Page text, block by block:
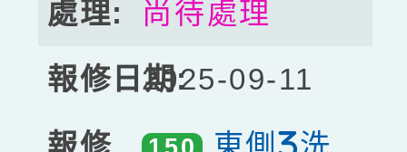
尚待處理
2025-09-11
東側3洗